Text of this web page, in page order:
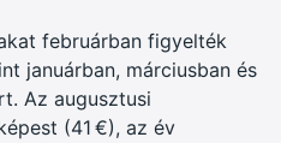
februárban figyelték
januárban, márciusban és
Az augusztusi
(41 €), az év